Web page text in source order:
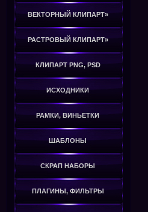
ВЕКТОРНЫЙ КЛИПАРТ»
РАСТРОВЫЙ КЛИПАРТ»
КЛИПАРТ PNG, PSD
ИСХОДНИКИ
РАМКИ, ВИНЬЕТКИ
ШАБЛОНЫ
СКРАП НАБОРЫ
ПЛАГИНЫ, ФИЛЬТРЫ